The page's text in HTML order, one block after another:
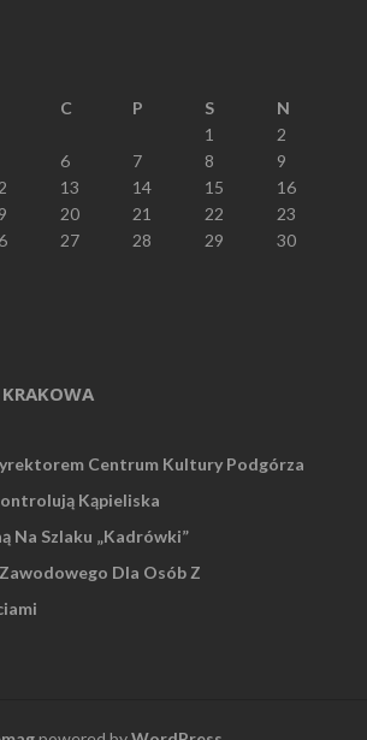
C P S
N
1
2
6 7 8
9
13 14 15
16
20 21 22
23
27 28 29
30
Centrum Kultury Podgórza
Kąpieliska
Na Szlaku „Kadrówki”
Dla Osób Z